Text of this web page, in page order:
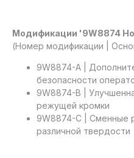
Модификации '9W8874
(Номер модификации |
9W8874-A |
безопасности
9W8874-B |
режущей кромки
9W8874-C | Сменные
различной твердости